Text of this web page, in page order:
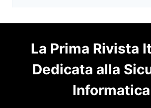
La Prima Rivista
Dedicata alla
Informatica